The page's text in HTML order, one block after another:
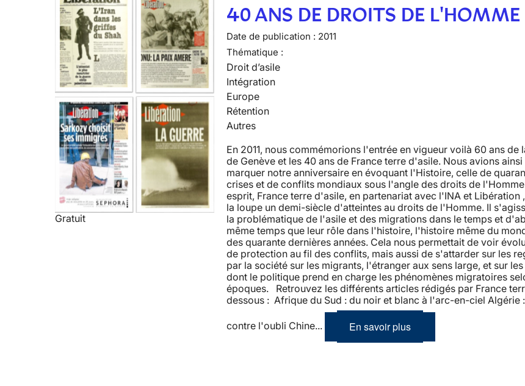
Gratuit
40 ANS DE DROITS DE L'HOMME
Date de publication : 2011
Thématique :
Droit d’asile
Intégration
Europe
Rétention
Autres
En 2011, nous commémorions l'entrée en vigueur voilà 60 ans de
de Genève et les 40 ans de France terre d'asile. Nous avions
marquer notre anniversaire en évoquant l'Histoire, celle de
crises et de conflits mondiaux sous l'angle des droits de
esprit, France terre d'asile, en partenariat avec l'INA et Libération
la loupe un demi-siècle d'atteintes au droits de l'Homme. Il
la problématique de l'asile et des migrations dans le temps et
même temps que leur rôle dans l'histoire, l'histoire même du
des quarante dernières années. Cela nous permettait de voir
de protection au fil des conflits, mais aussi de s'attarder sur les
par la société sur les migrants, l'étranger aux sens large, et sur
dont le politique prend en charge les phénomènes migratoires
époques. Retrouvez les différents articles rédigés par France
dessous : Afrique du Sud : du noir et blanc à l'arc-en-ciel Algérie
contre l'oubli Chine... En savoir plus